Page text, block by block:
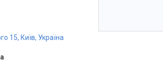
15, Київ, Україна